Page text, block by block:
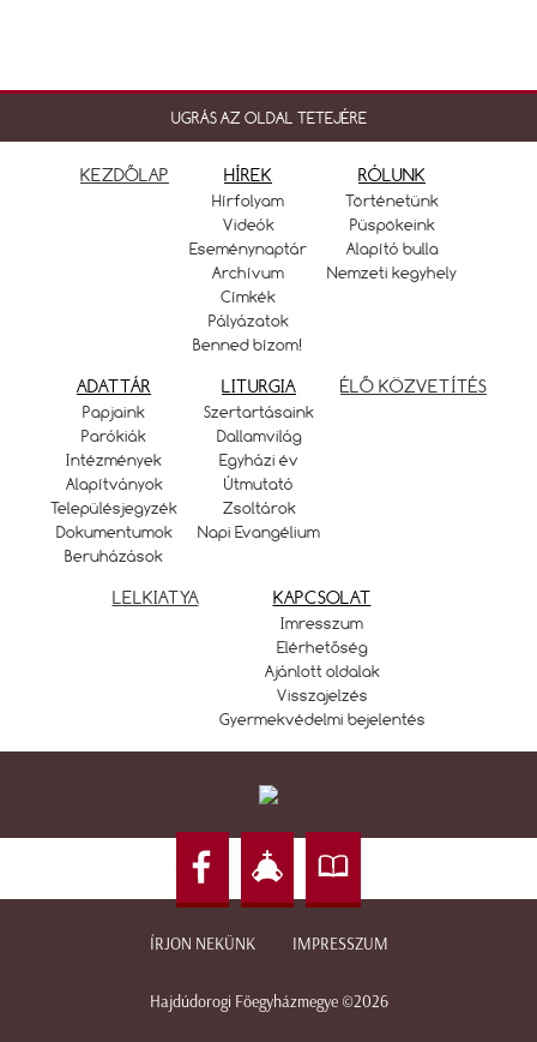
UGRÁS AZ OLDAL TETEJÉRE
KEZDŐLAP HÍREK
Hírfolyam
Videók
Eseménynaptár
Archívum
Címkék
Pályázatok
Benned bízom!
RÓLUNK
Történetünk
Püspökeink
Alapító bulla
Nemzeti kegyhely
ADATTÁR
Papjaink
Parókiák
Intézmények
Alapítványok
Településjegyzék
Dokumentumok
Beruházások
LITURGIA
Szertartásaink
Dallamvilág
Egyházi év
Útmutató
Zsoltárok
Napi Evangélium
ÉLŐ KÖZVETÍTÉS
LELKIATYA KAPCSOLAT
Imresszum
Elérhetőség
Ajánlott oldalak
Visszajelzés
Gyermekvédelmi bejelentés
ÍRJON NEKÜNK IMPRESSZUM
Hajdúdorogi Főegyházmegye ©2026